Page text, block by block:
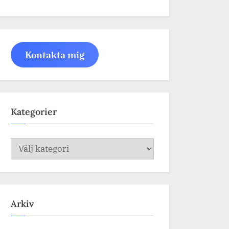
Kontakta mig
Kategorier
Kategorier
Arkiv